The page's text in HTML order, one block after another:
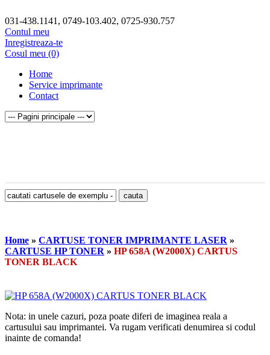
031-438.1141, 0749-103.402, 0725-930.757
Contul meu
Inregistreaza-te
Cosul meu (0)
Home
Service imprimante
Contact
Home » CARTUSE TONER IMPRIMANTE LASER »
CARTUSE HP TONER » HP 658A (W2000X) CARTUS
TONER BLACK
Nota: in unele cazuri, poza poate diferi de imaginea reala a
cartusului sau imprimantei. Va rugam verificati denumirea si codul
inainte de comanda!